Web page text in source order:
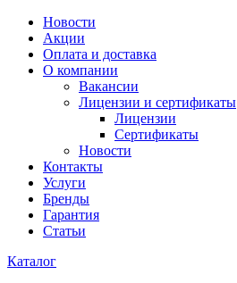
Новости
Акции
Оплата и доставка
О компании
Вакансии
Лицензии и сертификаты
Лицензии
Сертификаты
Новости
Контакты
Услуги
Бренды
Гарантия
Статьи
Каталог